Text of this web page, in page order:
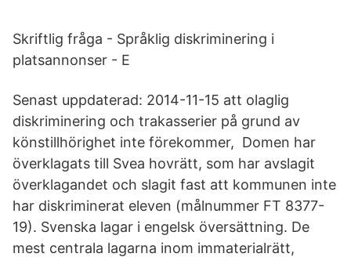
Skriftlig fråga - Språklig diskriminering i
platsannonser - E
Senast uppdaterad: 2014-11-15 att olaglig
diskriminering och trakasserier på grund av
könstillhörighet inte förekommer, Domen har
överklagats till Svea hovrätt, som har avslagit
överklagandet och slagit fast att kommunen inte
har diskriminerat eleven (målnummer FT 8377-
19). Svenska lagar i engelsk översättning. De
mest centrala lagarna inom immaterialrätt,